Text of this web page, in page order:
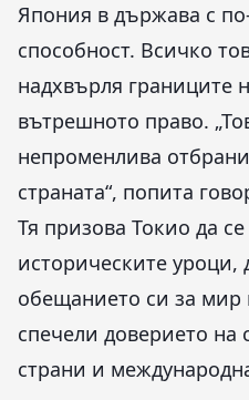
Япония в държава с
способност. Всичко
надхвърля границите
вътрешното право.
непроменлива
страната“, попита
Тя призова Токио да
историческите уроци,
обещанието си за мир
спечели доверието на
страни и